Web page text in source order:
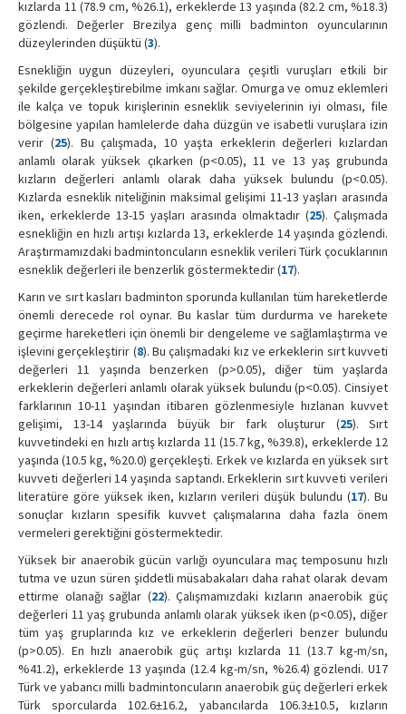
kızlarda 11 (78.9 cm, %26.1), erkeklerde 13 yaşında (82.2 cm, %18.3)
gözlendi. Değerler Brezilya genç milli badminton oyuncularının
düzeylerinden düşüktü (3).
Esnekliğin uygun düzeyleri, oyunculara çeşitli vuruşları etkili bir
şekilde gerçekleştirebilme imkanı sağlar. Omurga ve omuz eklemleri
ile kalça ve topuk kirişlerinin esneklik seviyelerinin iyi olması, file
bölgesine yapılan hamlelerde daha düzgün ve isabetli vuruşlara izin
verir (25). Bu çalışmada, 10 yaşta erkeklerin değerleri kızlardan
anlamlı olarak yüksek çıkarken (p<0.05), 11 ve 13 yaş grubunda
kızların değerleri anlamlı olarak daha yüksek bulundu (p<0.05).
Kızlarda esneklik niteliğinin maksimal gelişimi 11-13 yaşları arasında
iken, erkeklerde 13-15 yaşları arasında olmaktadır (25). Çalışmada
esnekliğin en hızlı artışı kızlarda 13, erkeklerde 14 yaşında gözlendi.
Araştırmamızdaki badmintoncuların esneklik verileri Türk çocuklarının
esneklik değerleri ile benzerlik göstermektedir (17).
Karın ve sırt kasları badminton sporunda kullanılan tüm hareketlerde
önemli derecede rol oynar. Bu kaslar tüm durdurma ve harekete
geçirme hareketleri için önemli bir dengeleme ve sağlamlaştırma ve
işlevini gerçekleştirir (8). Bu çalışmadaki kız ve erkeklerin sırt kuvveti
değerleri 11 yaşında benzerken (p>0.05), diğer tüm yaşlarda
erkeklerin değerleri anlamlı olarak yüksek bulundu (p<0.05). Cinsiyet
farklarının 10-11 yaşından itibaren gözlenmesiyle hızlanan kuvvet
gelişimi, 13-14 yaşlarında büyük bir fark oluşturur (25). Sırt
kuvvetindeki en hızlı artış kızlarda 11 (15.7 kg, %39.8), erkeklerde 12
yaşında (10.5 kg, %20.0) gerçekleşti. Erkek ve kızlarda en yüksek sırt
kuvveti değerleri 14 yaşında saptandı. Erkeklerin sırt kuvveti verileri
literatüre göre yüksek iken, kızların verileri düşük bulundu (17). Bu
sonuçlar kızların spesifik kuvvet çalışmalarına daha fazla önem
vermeleri gerektiğini göstermektedir.
Yüksek bir anaerobik gücün varlığı oyunculara maç temposunu hızlı
tutma ve uzun süren şiddetli müsabakaları daha rahat olarak devam
ettirme olanağı sağlar (22). Çalışmamızdaki kızların anaerobik güç
değerleri 11 yaş grubunda anlamlı olarak yüksek iken (p<0.05), diğer
tüm yaş gruplarında kız ve erkeklerin değerleri benzer bulundu
(p>0.05). En hızlı anaerobik güç artışı kızlarda 11 (13.7 kg-m/sn,
%41.2), erkeklerde 13 yaşında (12.4 kg-m/sn, %26.4) gözlendi. U17
Türk ve yabancı milli badmintoncuların anaerobik güç değerleri erkek
Türk sporcularda 102.6±16.2, yabancılarda 106.3±10.5, kızların